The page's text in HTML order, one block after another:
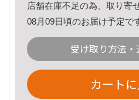
店舗在庫不足の為、取り寄
08月09日頃のお届け予定で
受け取り方法
カート